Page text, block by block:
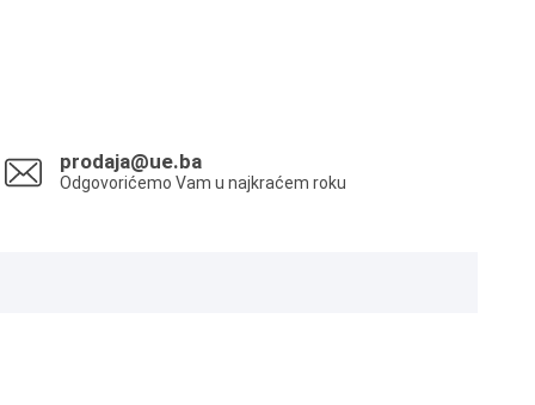
prodaja@ue.ba
Odgovorićemo Vam u najkraćem roku